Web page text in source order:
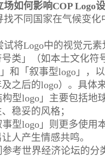
场如何影响COP Logo设
找不同国家在气候变
试将Logo中的视觉元
号类」（如本土文化
和「叙事型logo」，
之后的logo）。具体来
型logo」主要包括地
稳妥的风格；
事型logo」则更多使用
人产生情感共鸣。
参考世界经济论坛的分